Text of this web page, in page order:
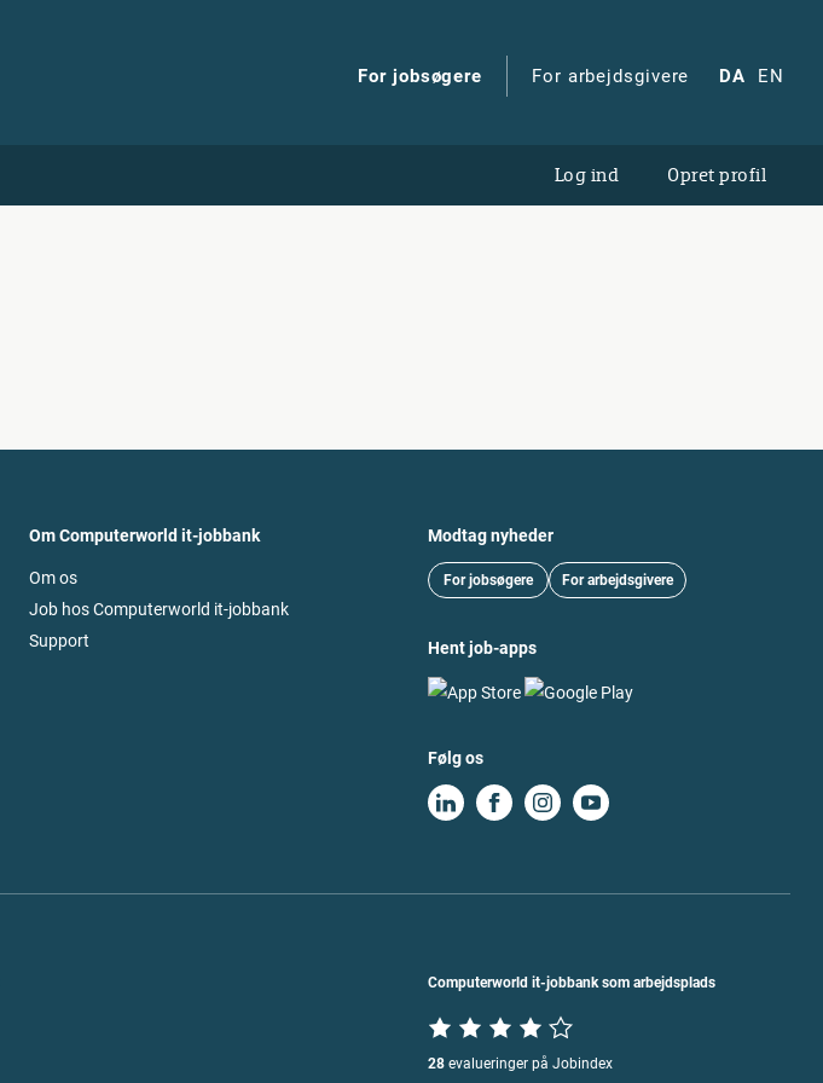
For jobsøgere For arbejdsgivere DA EN
Log ind Opret profil
Om Computerworld it-jobbank
Om os
Job hos Computerworld it-jobbank
Support
Modtag nyheder
For jobsøgere For arbejdsgivere
Hent job-apps
Følg os
Computerworld it-jobbank som arbejdsplads
28 evalueringer på Jobindex